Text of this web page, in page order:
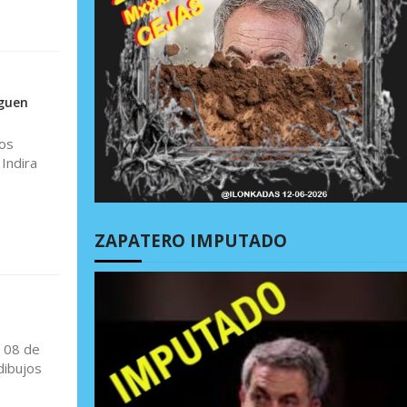
08 de
ZAPATERO IMPUTADO